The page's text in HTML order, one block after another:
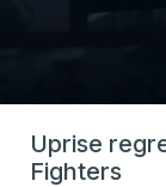
Uprise
Fighters